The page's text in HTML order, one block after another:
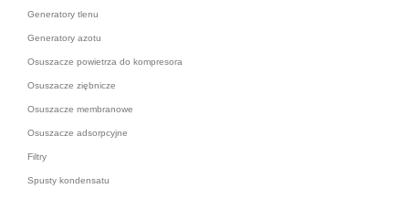
Generatory tlenu
Generatory azotu
Osuszacze powietrza do kompresora
Osuszacze ziębnicze
Osuszacze membranowe
Osuszacze adsorpcyjne
Filtry
Spusty kondensatu